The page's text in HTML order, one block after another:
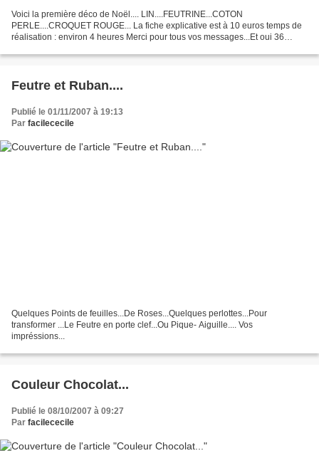
Voici la première déco de Noël.... LIN....FEUTRINE...COTON
PERLE....CROQUET ROUGE... La fiche explicative est à 10 euros temps de
réalisation : environ 4 heures Merci pour tous vos messages...Et oui 36
Feutre et Ruban....
Publié le 01/11/2007 à 19:13
Par facilececile
Quelques Points de feuilles...De Roses...Quelques perlottes...Pour
transformer ...Le Feutre en porte clef...Ou Pique- Aiguille.... Vos
impréssions...
Couleur Chocolat...
Publié le 08/10/2007 à 09:27
Par facilececile